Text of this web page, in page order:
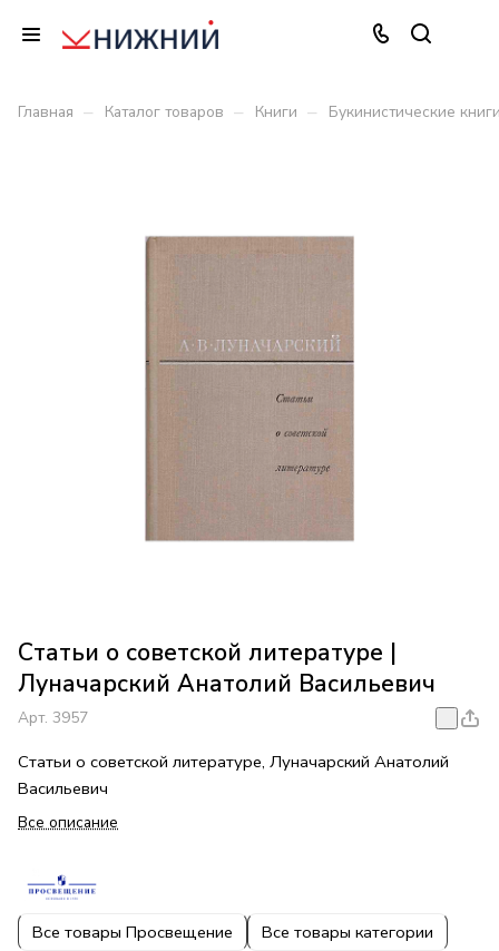
Главная – Каталог товаров – Книги – Букинистические
Статьи о советской литературе |
Луначарский Анатолий Васильевич
Арт. 3957
Статьи о советской литературе, Луначарский Анатолий
Васильевич
Все описание
Все товары Просвещение Все товары категории